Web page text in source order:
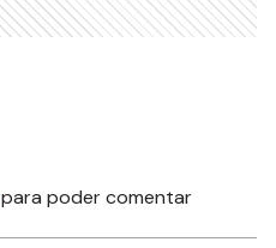
para poder comentar